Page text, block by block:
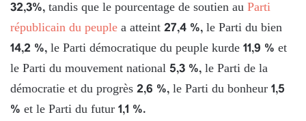
32,3%, tandis que le pourcentage de soutien auParti
républicain du peuplea atteint 27,4 %, le Parti du bien
14,2 %, le Parti démocratique du peuple kurde 11,9 % et
le Parti du mouvement national 5,3 %, le Parti de la
démocratie et du progrès 2,6 %, le Parti du bonheur 1,5
% et le Parti du futur 1,1 %.